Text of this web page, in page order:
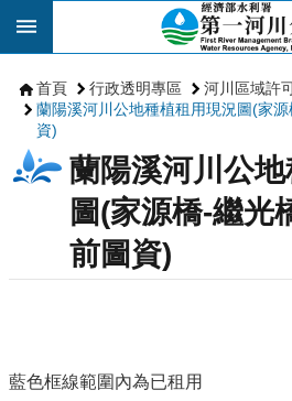
跳到主要內容區塊
首頁 行政透明專區
河川區域許
蘭陽溪河川公地種植租用現況圖(家
資)
蘭陽溪河川公
圖(家源橋-繼光
前圖資)
藍色框線範圍內為已租用